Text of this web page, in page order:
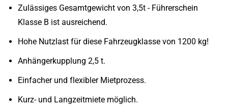
Zulässiges Gesamtgewicht von 3,5t - Führerschein
Klasse B ist ausreichend.
Hohe Nutzlast für diese Fahrzeugklasse von 1200 kg!
Anhängerkupplung 2,5 t.
Einfacher und flexibler Mietprozess.
Kurz- und Langzeitmiete möglich.